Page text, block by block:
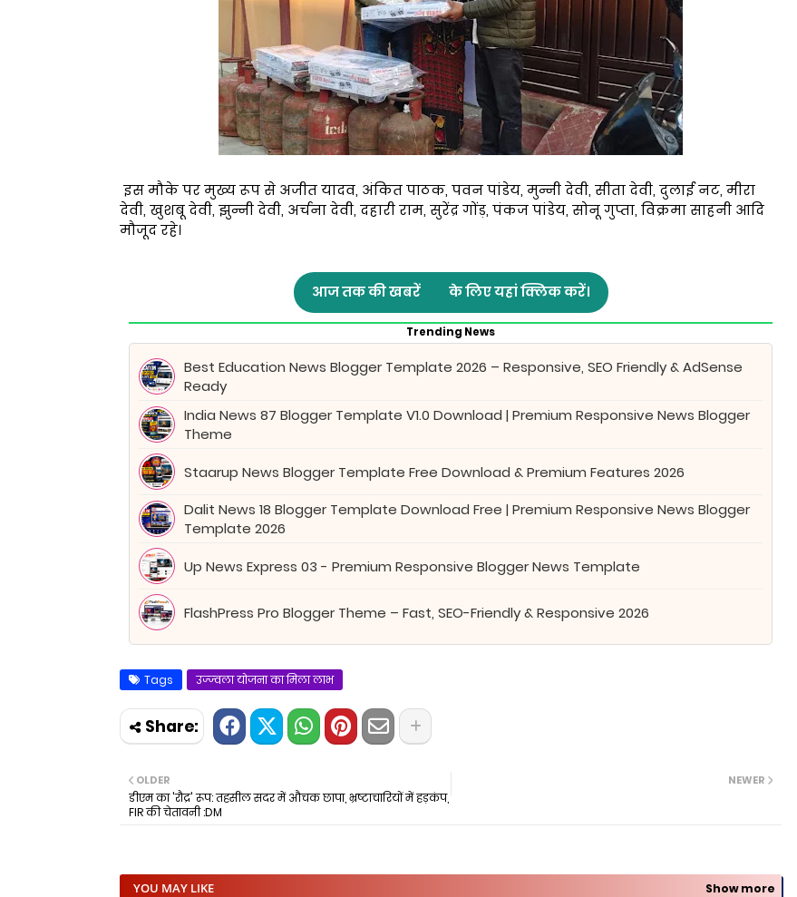
इस मौके पर मुख्य रूप से अजीत यादव, अंकित पाठक, पवन पांडेय, मुन्नी देवी, सीता देवी, दुलाई नट, मीरा
देवी, खुशबू देवी, झुन्नी देवी, अर्चना देवी, दहारी राम, सुरेंद्र गोंड़, पंकज पांडेय, सोनू गुप्ता, विक्रमा साहनी आदि
मौजूद रहे।
आज तक की खबरें के लिए यहां क्लिक करें।
Trending News
Best Education News Blogger Template 2026 – Responsive, SEO Friendly & AdSense
Ready
India News 87 Blogger Template V1.0 Download | Premium Responsive News Blogger
Theme
Staarup News Blogger Template Free Download & Premium Features 2026
Dalit News 18 Blogger Template Download Free | Premium Responsive News Blogger
Template 2026
Up News Express 03 - Premium Responsive Blogger News Template
FlashPress Pro Blogger Theme – Fast, SEO-Friendly & Responsive 2026
Tags उज्ज्वला योजना का मिला लाभ
NEWER
OLDER
डीएम का 'रौद्र' रूप: तहसील सदर में औचक छापा, भ्रष्टाचारियों में हड़कंप,
FIR की चेतावनी :DM
YOU MAY LIKE Show more